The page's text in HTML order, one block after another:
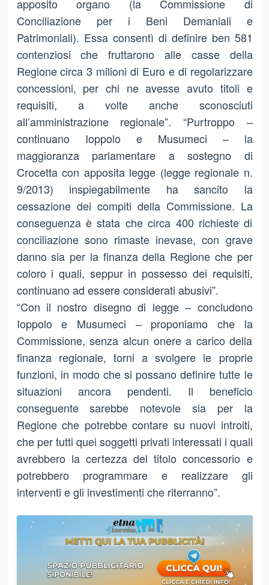
apposito organo (la Commissione di
Conciliazione per i Beni Demaniali e
Patrimoniali). Essa consentì di definire ben 581
contenziosi che fruttarono alle casse della
Regione circa 3 milioni di Euro e di regolarizzare
concessioni, per chi ne avesse avuto titoli e
requisiti, a volte anche sconosciuti
all’amministrazione regionale”. “Purtroppo –
continuano Ioppolo e Musumeci – la
maggioranza parlamentare a sostegno di
Crocetta con apposita legge (legge regionale n.
9/2013) inspiegabilmente ha sancito la
cessazione dei compiti della Commissione. La
conseguenza è stata che circa 400 richieste di
conciliazione sono rimaste inevase, con grave
danno sia per la finanza della Regione che per
coloro i quali, seppur in possesso dei requisiti,
continuano ad essere considerati abusivi”.
“Con il nostro disegno di legge – concludono
Ioppolo e Musumeci – proponiamo che la
Commissione, senza alcun onere a carico della
finanza regionale, torni a svolgere le proprie
funzioni, in modo che si possano definire tutte le
situazioni ancora pendenti. Il beneficio
conseguente sarebbe notevole sia per la
Regione che potrebbe contare su nuovi introiti,
che per tutti quei soggetti privati interessati i quali
avrebbero la certezza del titolo concessorio e
potrebbero programmare e realizzare gli
interventi e gli investimenti che riterranno”.